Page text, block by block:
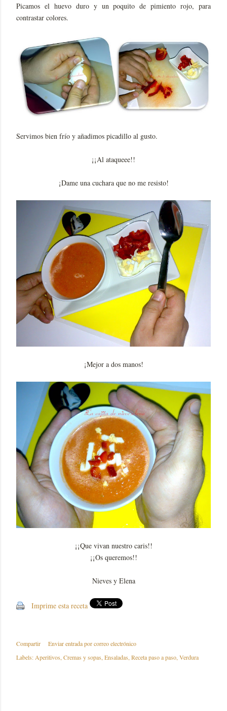
Picamos el huevo duro y un poquito de pimiento rojo, para
contrastar colores.
Servimos bien frío y añadimos picadillo al gusto.
¡¡Al ataqueee!!
¡Dame una cuchara que no me resisto!
¡Mejor a dos manos!
¡¡Que vivan nuestro caris!!
¡¡Os queremos!!
Nieves y Elena
Imprime esta receta
Compartir
Enviar entrada por correo electrónico
Labels:Aperitivos Cremas y sopas Ensaladas Receta paso a paso Verdura